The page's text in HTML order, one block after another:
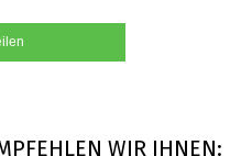
WIR IHNEN: